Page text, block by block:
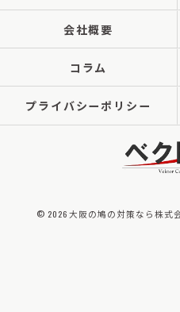
会社概要
コラム
プライバシーポリシー
© 2026 大阪の鳩の対策なら株式会